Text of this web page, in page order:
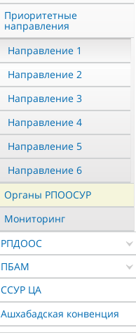
Приоритетные
направления
Направление 1
Направление 2
Направление 3
Направление 4
Направление 5
Направление 6
Органы РПООСУР
Мониторинг
РПДООС
ПБАМ
ССУР ЦА
Ашхабадская конвенция